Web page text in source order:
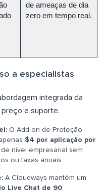
de ameaças de dia
zero em tempo real.
a especialistas
integrada da
e suporte.
O Add-on de Proteção
$4 por aplicação por
nível empresarial sem
ou taxas anuais.
A Cloudways mantém um
Live Chat de 90